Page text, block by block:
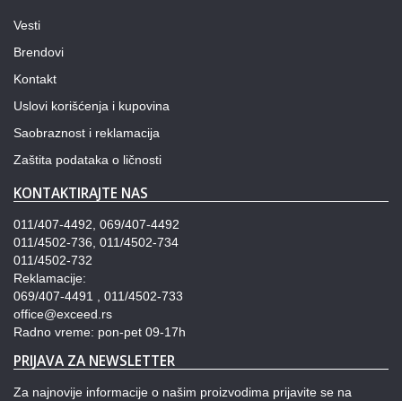
Vesti
Brendovi
Kontakt
Uslovi korišćenja i kupovina
Saobraznost i reklamacija
Zaštita podataka o ličnosti
KONTAKTIRAJTE NAS
011/407-4492, 069/407-4492
011/4502-736, 011/4502-734
011/4502-732
Reklamacije:
069/407-4491 , 011/4502-733
office@exceed.rs
Radno vreme: pon-pet 09-17h
PRIJAVA ZA NEWSLETTER
Za najnovije informacije o našim proizvodima prijavite se na